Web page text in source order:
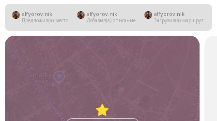
акционировано, а позже обанкрочено. Сейчас завод
полностью разрушен, все ценное вывезли или продали.
alfyorov.nik
Предложил(а) место
alfyorov.nik
Добавил(а) описание
alfyorov.nik
Загрузил(а) маршрут